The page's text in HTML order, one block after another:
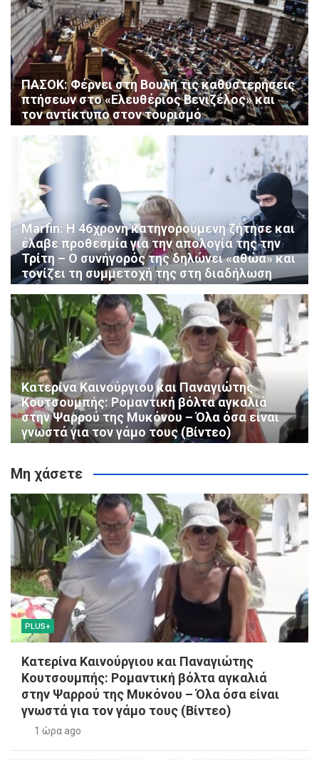
ΠΑΣΟΚ: Φέρνει στη Βουλή τις καθυστερήσεις
πτήσεων στο «Ελευθέριος Βενιζέλος» και
τον αντίκτυπο στον τουρισμό
Marfin: Η 46χρονη κατηγορούμενη ζήτησε και
έλαβε προθεσμία για την απολογία της την
Τρίτη – Ο συνήγορός της δηλώνει «αθώα» και
τονίζει τη συμμετοχή της στη διαδήλωση
Κατερίνα Καινούργιου και Παναγιώτης
Κουτσουμπής: Ρομαντική βόλτα αγκαλιά
στην Ψαρρού της Μυκόνου – Όλα όσα είναι
γνωστά για τον γάμο τους (Βίντεο)
Μη χάσετε
PLUS+
Κατερίνα Καινούργιου και Παναγιώτης
Κουτσουμπής: Ρομαντική βόλτα αγκαλιά
στην Ψαρρού της Μυκόνου – Όλα όσα είναι
γνωστά για τον γάμο τους (Βίντεο)
1 ώρα ago